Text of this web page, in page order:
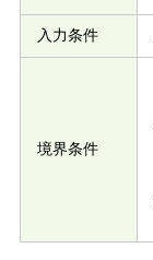
入力条件
境界条件